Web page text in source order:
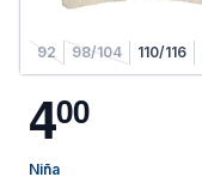
92 98/104 110/116
400
Niña